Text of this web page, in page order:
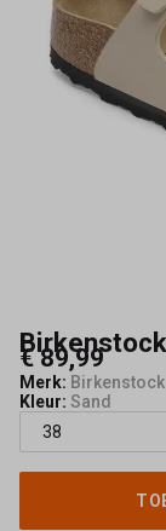
€ 89,99
Merk: Birkenstock
Kleur: Sand